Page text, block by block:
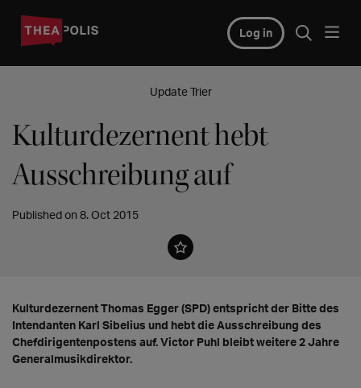
Log in
Update Trier
Kulturdezernent hebt
Ausschreibung auf
Published on 8. Oct 2015
Kulturdezernent Thomas Egger (SPD) entspricht der Bitte des
Intendanten Karl Sibelius und hebt die Ausschreibung des
Chefdirigentenpostens auf. Victor Puhl bleibt weitere 2 Jahre
Generalmusikdirektor.